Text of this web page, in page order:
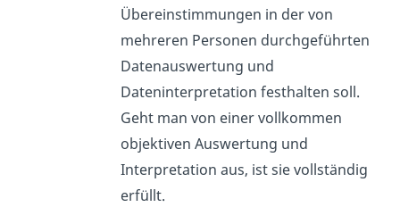
Übereinstimmungen in der von
mehreren Personen durchgeführten
Datenauswertung und
Dateninterpretation festhalten soll.
Geht man von einer vollkommen
objektiven Auswertung und
Interpretation aus, ist sie vollständig
erfüllt.